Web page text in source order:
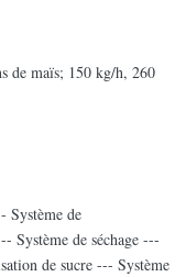
de maïs; 150 kg/h, 260
Système de
Système de séchage ---
de sucre --- Système